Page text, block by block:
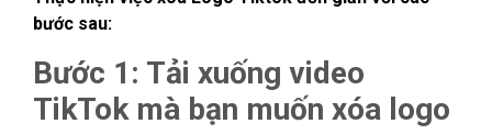
bước sau:
Bước 1: Tải xuống video
TikTok mà bạn muốn xóa logo